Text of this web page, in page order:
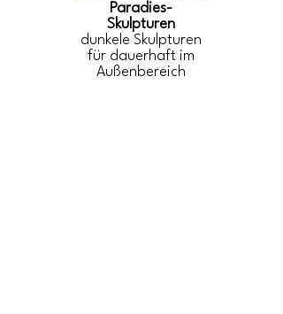
Paradies-
Skulpturen
dunkele Skulpturen
für dauerhaft im
Außenbereich